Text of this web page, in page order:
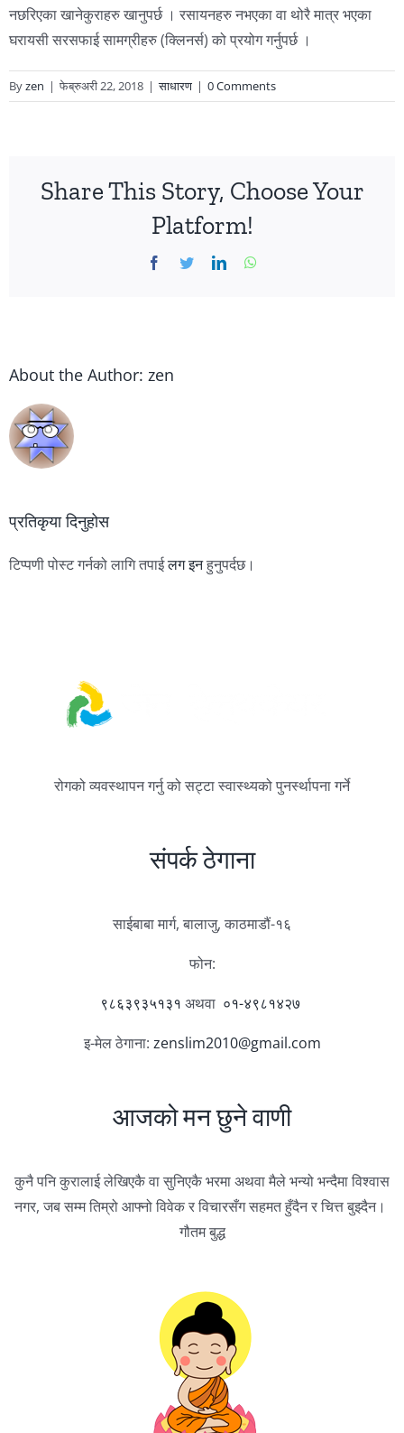
नछरिएका खानेकुराहरु खानुपर्छ । रसायनहरु नभएका वा थोरै मात्र भएका
घरायसी सरसफाई सामग्रीहरु (क्लिनर्स) को प्रयोग गर्नुपर्छ ।
Byzen | फेब्रुअरी 22, 2018 | साधारण | 0 Comments
Share This Story, Choose Your
Platform!
Facebook
TwitterLinkedIn
About the Author: zen
प्रतिकृया दिनुहोस
टिप्पणी पोस्ट गर्नको लागि तपाईलग इनहुनुपर्दछ।
रोगको व्यवस्थापन गर्नु को सट्टा स्वास्थ्यको पुनर्स्थापना गर्ने
संपर्क ठेगाना
साईबाबा मार्ग, बालाजु, काठमाडौं-१६
फोन:
९८६३९३५१३१ अथवा ०१-४९८१४२७
इ-मेल ठेगाना: zenslim2010@gmail.com
आजको मन छुने वाणी
कुनै पनि कुरालाई लेखिएकै वा सुनिएकै भरमा अथवा मैले भन्यो भन्दैमा विश्वास
नगर, जब सम्म तिम्रो आफ्नो विवेक र विचारसँग सहमत हुँदैन र चित्त बुझ्दैन।
गौतम बुद्ध